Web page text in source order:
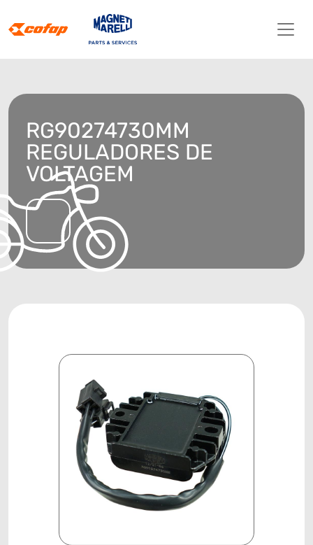
RG90274730MM
REGULADORES DE
VOLTAGEM